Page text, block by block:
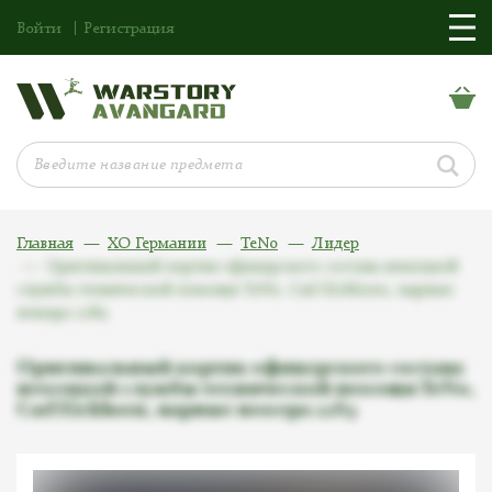
Войти Регистрация
Главная ХО Германии TeNo
Лидер
Оригинальный кортик офицерского состава
немецкой службы технической помощи TeNo,
Carl Eickhorn, парные номера 2289